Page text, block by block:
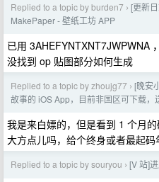
Replied to a topic by burden7 › [更新
MakePaper - 壁纸工坊 APP
已用 3AHEFYNTXNT7JWPWNA
没找到 op 贴图部分如何生成
Replied to a topic by zhoujg77 › [晚安
故事的 iOS App，目前非国区可下载，
我是来白嫖的，但是看到 1 个月
大方点儿吗，给个终身或者最起码
Replied to a topic by souryou › [V 站]